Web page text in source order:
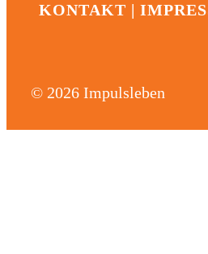
KONTAKT |
© 2026 Impulsleben